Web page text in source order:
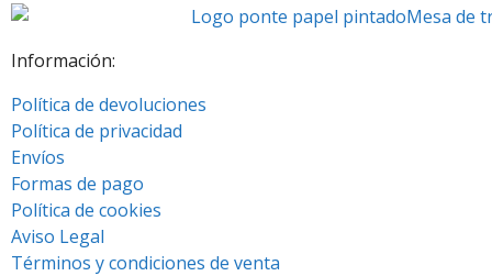
Información:
Política de devoluciones
Política de privacidad
Envíos
Formas de pago
Política de cookies
Aviso Legal
Términos y condiciones de venta